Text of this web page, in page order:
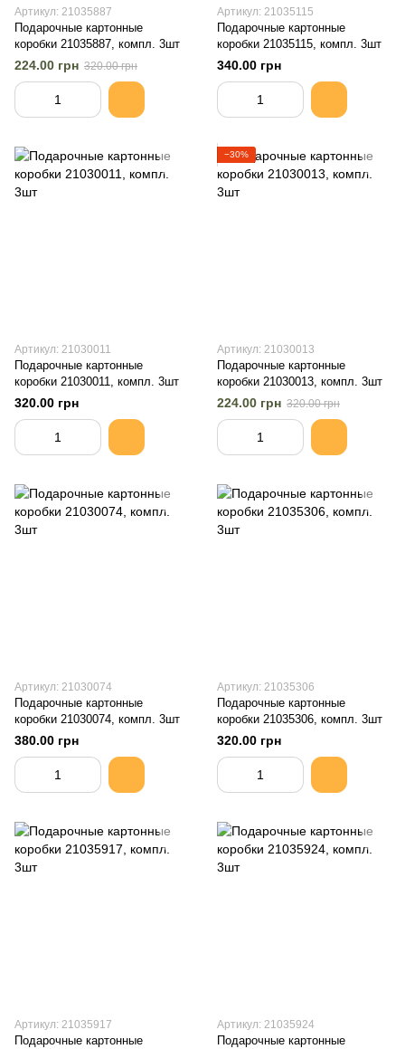
Артикул: 21035887
Подарочные картонные
коробки 21035887, компл. 3шт
224.00 грн 320.00 грн
Артикул: 21035115
Подарочные картонные
коробки 21035115, компл. 3шт
340.00 грн
Артикул: 21030011
Подарочные картонные
коробки 21030011, компл. 3шт
320.00 грн
−30%
Артикул: 21030013
Подарочные картонные
коробки 21030013, компл. 3шт
224.00 грн 320.00 грн
Артикул: 21030074
Подарочные картонные
коробки 21030074, компл. 3шт
380.00 грн
Артикул: 21035306
Подарочные картонные
коробки 21035306, компл. 3шт
320.00 грн
Артикул: 21035917
Подарочные картонные
Артикул: 21035924
Подарочные картонные